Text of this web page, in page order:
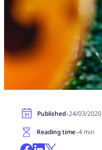
Published·24/03/2020
Reading time·4 min